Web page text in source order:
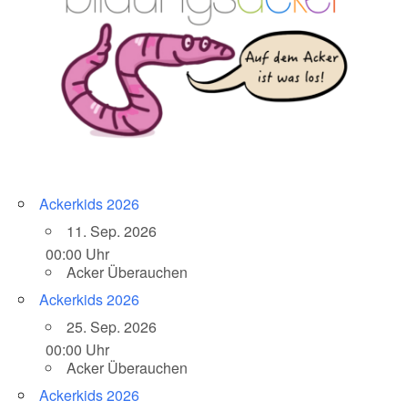
Ackerkids 2026
11. Sep. 2026
00:00 Uhr
Acker Überauchen
Ackerkids 2026
25. Sep. 2026
00:00 Uhr
Acker Überauchen
Ackerkids 2026